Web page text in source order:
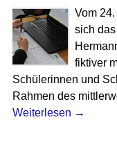
Vom
sich
fiktiver
Schülerinnen und
Rahmen des
Weiterlesen →